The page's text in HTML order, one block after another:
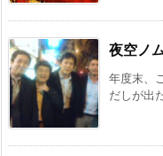
夜空ノ
年度末、
だしが出